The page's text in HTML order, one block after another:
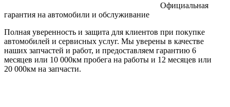
Официальная
гарантия на автомобили и обслуживание
Полная уверенность и защита для клиентов при покупке
автомобилей и сервисных услуг. Мы уверены в качестве
наших запчастей и работ, и предоставляем гарантию 6
месяцев или 10 000км пробега на работы и 12 месяцев или
20 000км на запчасти.